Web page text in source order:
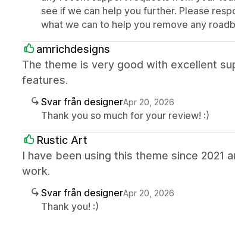
see if we can help you further. Please
what we can to help you remove any
amrichdesigns
The theme is very good with excellent
features.
Svar från designerApr 20, 2026
Thank you so much for your review! :)
Rustic Art
I have been using this theme since 2021
work.
Svar från designerApr 20, 2026
Thank you! :)